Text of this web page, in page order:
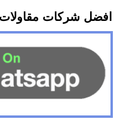
افضل شركات مقاولات في